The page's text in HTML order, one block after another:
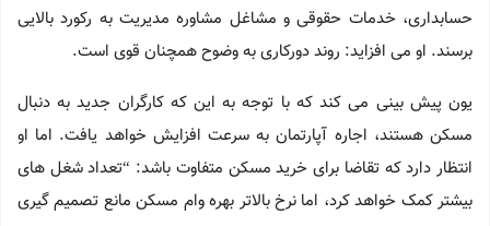
حسابداری، خدمات حقوقی و مشاغل مشاوره مدیریت به رکورد بالایی
برسند. او می افزاید: روند دورکاری به وضوح همچنان قوی است.
یون پیش بینی می کند که با توجه به این که کارگران جدید به دنبال
مسکن هستند، اجاره آپارتمان به سرعت افزایش خواهد یافت. اما او
انتظار دارد که تقاضا برای خرید مسکن متفاوت باشد: “تعداد شغل های
بیشتر کمک خواهد کرد، اما نرخ بالاتر بهره وام مسکن مانع تصمیم گیری